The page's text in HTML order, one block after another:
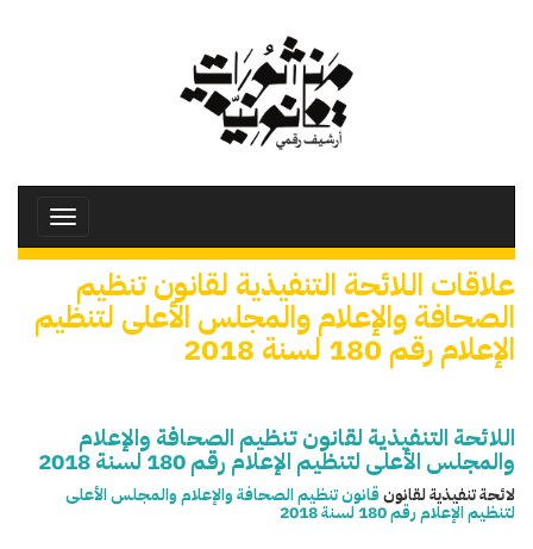
Toggle
علاقات اللائحة التنفيذية لقانون تنظيم
الصحافة والإعلام والمجلس الأعلى لتنظيم
الإعلام رقم 180 لسنة 2018
اللائحة التنفيذية لقانون تنظيم الصحافة والإعلام
والمجلس الأعلى لتنظيم الإعلام رقم 180 لسنة 2018
لائحة تنفيذية لقانونقانون تنظيم الصحافة والإعلام والمجلس الأعلى
لتنظيم الإعلام رقم 180 لسنة 2018